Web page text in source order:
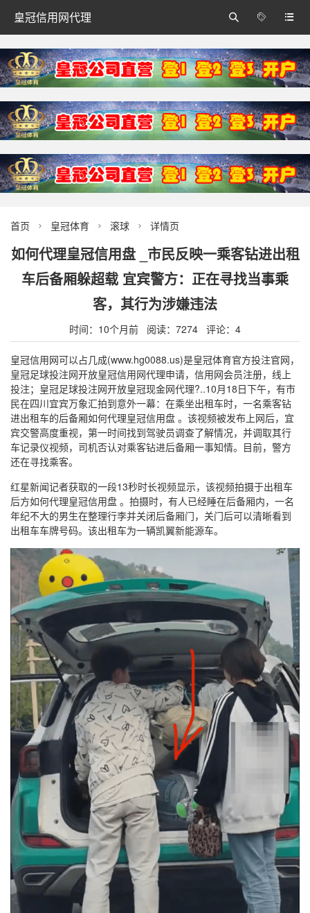
皇冠信用网代理 


首页  皇冠体育  滚球  详情页
如何代理皇冠信用盘 _市民反映一乘客钻进出租
车后备厢躲超载 宜宾警方：正在寻找当事乘
客，其行为涉嫌违法
时间：10个月前 阅读：7274 评论：4
皇冠信用网可以占几成(www.hg0088.us)是皇冠体育官方投注官网，
皇冠足球投注网开放皇冠信用网代理申请，信用网会员注册，线上
投注；皇冠足球投注网开放皇冠现金网代理?..10月18日下午，有市
民在四川宜宾万象汇拍到意外一幕：在乘坐出租车时，一名乘客钻
进出租车的后备厢如何代理皇冠信用盘 。该视频被发布上网后，宜
宾交警高度重视，第一时间找到驾驶员调查了解情况，并调取其行
车记录仪视频，司机否认对乘客钻进后备厢一事知情。目前，警方
还在寻找乘客。
红星新闻记者获取的一段13秒时长视频显示，该视频拍摄于出租车
后方如何代理皇冠信用盘 。拍摄时，有人已经睡在后备厢内，一名
年纪不大的男生在整理行李并关闭后备厢门，关门后可以清晰看到
出租车车牌号码。该出租车为一辆凯翼新能源车。